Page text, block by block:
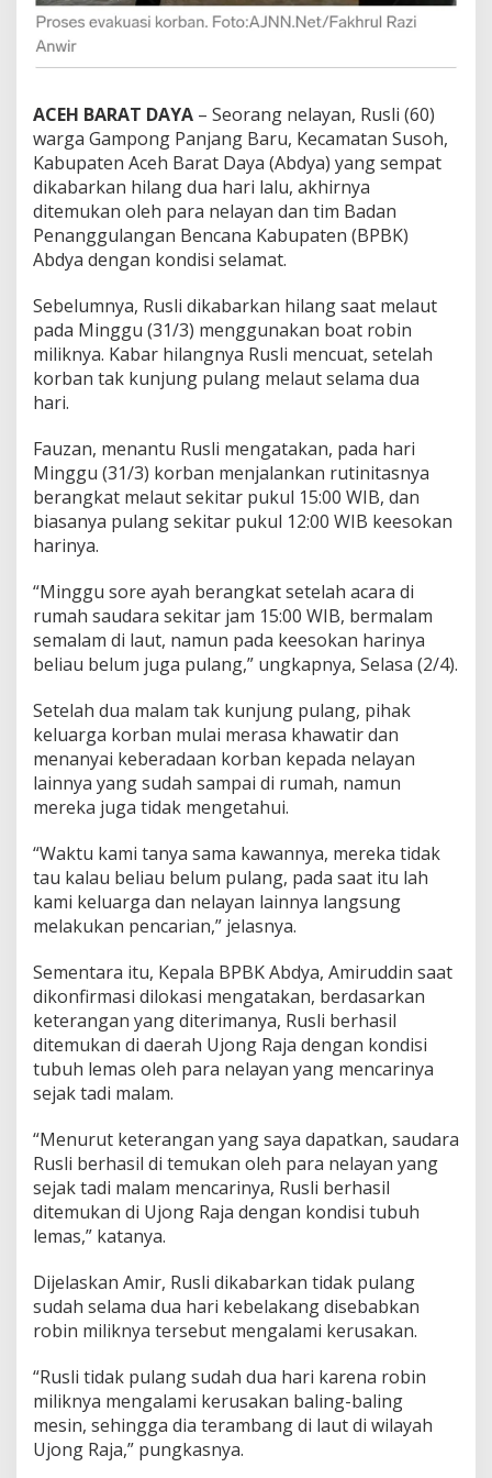
u
t
R
s
l
i
d
i
t
e
m
u
a
n
d
l
K
e
d
a
L
m
a
s
ACEH BARAT DAYA – Seorang nelayan, Rusli (60)
warga Gampong Panjang Baru, Kecamatan Susoh,
Kabupaten Aceh Barat Daya (Abdya) yang sempat
dikabarkan hilang dua hari lalu, akhirnya
ditemukan oleh para nelayan dan tim Badan
Penanggulangan Bencana Kabupaten (BPBK)
Abdya dengan kondisi selamat.
Sebelumnya, Rusli dikabarkan hilang saat melaut
pada Minggu (31/3) menggunakan boat robin
miliknya. Kabar hilangnya Rusli mencuat, setelah
korban tak kunjung pulang melaut selama dua
hari.
Fauzan, menantu Rusli mengatakan, pada hari
Minggu (31/3) korban menjalankan rutinitasnya
berangkat melaut sekitar pukul 15:00 WIB, dan
biasanya pulang sekitar pukul 12:00 WIB keesokan
harinya.
“Minggu sore ayah berangkat setelah acara di
rumah saudara sekitar jam 15:00 WIB, bermalam
semalam di laut, namun pada keesokan harinya
beliau belum juga pulang,” ungkapnya, Selasa (2/4).
Setelah dua malam tak kunjung pulang, pihak
keluarga korban mulai merasa khawatir dan
menanyai keberadaan korban kepada nelayan
lainnya yang sudah sampai di rumah, namun
mereka juga tidak mengetahui.
“Waktu kami tanya sama kawannya, mereka tidak
tau kalau beliau belum pulang, pada saat itu lah
kami keluarga dan nelayan lainnya langsung
melakukan pencarian,” jelasnya.
Sementara itu, Kepala BPBK Abdya, Amiruddin saat
dikonfirmasi dilokasi mengatakan, berdasarkan
keterangan yang diterimanya, Rusli berhasil
ditemukan di daerah Ujong Raja dengan kondisi
tubuh lemas oleh para nelayan yang mencarinya
sejak tadi malam.
“Menurut keterangan yang saya dapatkan, saudara
Rusli berhasil di temukan oleh para nelayan yang
sejak tadi malam mencarinya, Rusli berhasil
ditemukan di Ujong Raja dengan kondisi tubuh
lemas,” katanya.
Dijelaskan Amir, Rusli dikabarkan tidak pulang
sudah selama dua hari kebelakang disebabkan
robin miliknya tersebut mengalami kerusakan.
“Rusli tidak pulang sudah dua hari karena robin
miliknya mengalami kerusakan baling-baling
mesin, sehingga dia terambang di laut di wilayah
Ujong Raja,” pungkasnya.